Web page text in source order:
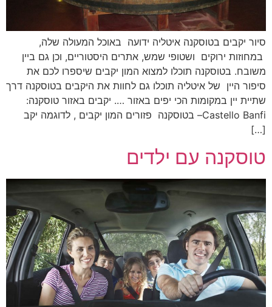
סיור יקבים בטוסקנה איטליה ידועה באוכל המעולה שלה,
במחוזות ירוקים ושטופי שמש, אתרים היסטוריים, וכן גם ביין
משובח. בטוסקנה תוכלו למצוא המון יקבים שיספרו לכם את
סיפור היין של איטליה תוכלו גם לחוות את היקבים בטוסקנה דרך
שתיית יין במקומות הכי יפים באזור …. יקבים באזור טוסקנה:
Castello Banfi– בטוסקנה פזורים המון יקבים , לדוגמה יקב
[…]
טוסקנה עם ילדים